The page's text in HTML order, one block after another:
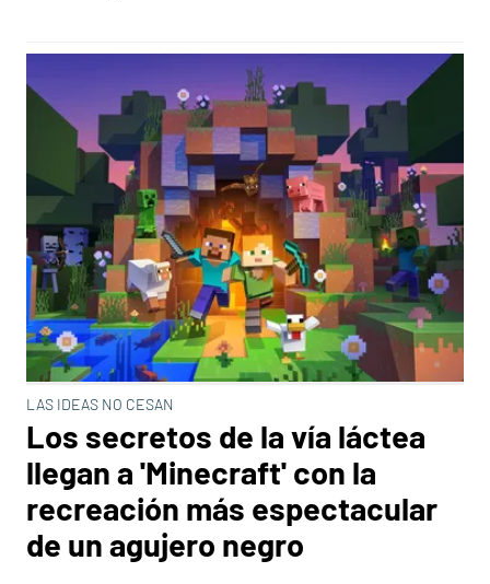
LAS IDEAS NO CESAN
Los secretos de la vía láctea
llegan a 'Minecraft' con la
recreación más espectacular
de un agujero negro